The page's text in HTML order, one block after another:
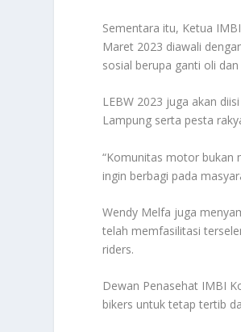
Sementara itu, Ketua
Maret 2023 diawali
sosial berupa ganti oli
LEBW 2023 juga akan
Lampung serta pesta
“Komunitas motor bukan
ingin berbagi pada
Wendy Melfa juga
telah memfasilitasi
riders.
Dewan Penasehat IMBI
bikers untuk tetap tertib